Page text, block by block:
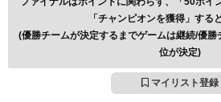
「チャンピオンを獲得」する
(優勝チームが決定するまでゲームは継続/優
位が決定)
マイリスト登録